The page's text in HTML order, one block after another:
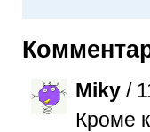
Miky /
Кроме